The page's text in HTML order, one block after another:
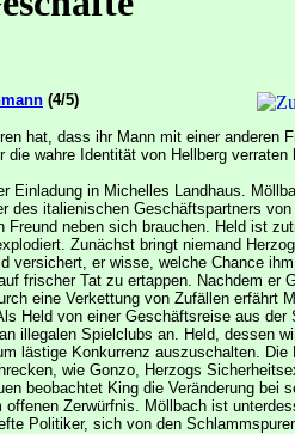
(4/5)
hat, dass ihr Mann mit einer
die wahre Identität von Hellberg verraten
Einladung in Michelles Landhaus.
des italienischen Geschäftspartners
Freund neben sich brauchen. Held ist
Zunächst bringt niemand
versichert, er wisse, welche Chance
frischer Tat zu ertappen. Nachdem er
eine Verkettung von Zufällen erfährt
Held von einer Geschäftsreise aus
illegalen Spielclubs an. Held, dessen
lästige Konkurrenz auszuschalten.
wie Gonzo, Herzogs
beobachtet King die Veränderung
offenen Zerwürfnis. Möllbach ist
Politiker, sich von den